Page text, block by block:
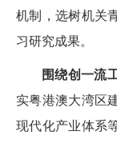
机制，选树机关
习研究成果。
围绕创一流
实粤港澳大湾区
现代化产业体系